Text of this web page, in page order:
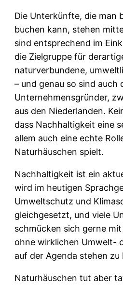
Die Unterkünfte, die man
buchen kann, stehen
sind entsprechend im
die Zielgruppe für
naturverbundene,
– und genau so sind auch
Unternehmensgründer,
aus den Niederlanden.
dass Nachhaltigkeit eine
allem auch eine echte
Naturhäuschen spielt.
Nachhaltigkeit ist ein
wird im heutigen
Umweltschutz und
gleichgesetzt, und viele
schmücken sich gerne
ohne wirklichen Umwelt-
auf der Agenda stehen zu
Naturhäuschen tut aber